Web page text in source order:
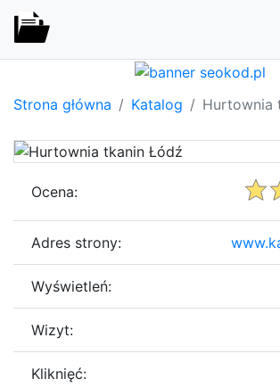
Strona główna Katalog Hurtownia
Ocena:
Adres strony:
Wyświetleń:
Wizyt:
Kliknięć: